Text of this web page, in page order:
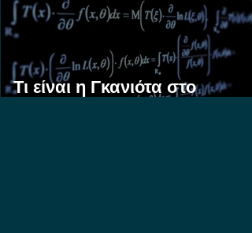
Τι είναι η Γκανιότα στο